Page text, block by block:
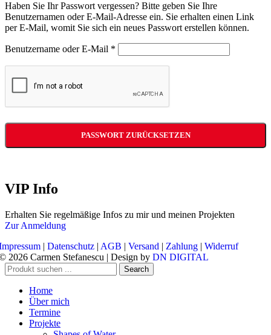
Haben Sie Ihr Passwort vergessen? Bitte geben Sie Ihre
Benutzernamen oder E-Mail-Adresse ein. Sie erhalten einen Link
per E-Mail, womit Sie sich ein neues Passwort erstellen können.
Benutzername oder E-Mail *
PASSWORT ZURÜCKSETZEN
VIP Info
Erhalten Sie regelmäßige Infos zu mir und meinen Projekten
Zur Anmeldung
| Datenschutz | AGB | Versand | Zahlung | Widerruf
2026 Carmen Stefanescu | Design by DN DIGITAL
Search
Home
Über mich
Termine
Projekte